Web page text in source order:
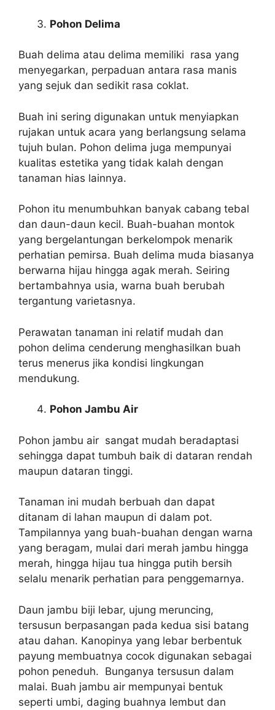
Pohon Delima
Buah delima atau delima memiliki rasa yang
menyegarkan, perpaduan antara rasa manis
yang sejuk dan sedikit rasa coklat.
Buah ini sering digunakan untuk menyiapkan
rujakan untuk acara yang berlangsung selama
tujuh bulan. Pohon delima juga mempunyai
kualitas estetika yang tidak kalah dengan
tanaman hias lainnya.
Pohon itu menumbuhkan banyak cabang tebal
dan daun-daun kecil. Buah-buahan montok
yang bergelantungan berkelompok menarik
perhatian pemirsa. Buah delima muda biasanya
berwarna hijau hingga agak merah. Seiring
bertambahnya usia, warna buah berubah
tergantung varietasnya.
Perawatan tanaman ini relatif mudah dan
pohon delima cenderung menghasilkan buah
terus menerus jika kondisi lingkungan
mendukung.
Pohon Jambu Air
Pohon jambu air sangat mudah beradaptasi
sehingga dapat tumbuh baik di dataran rendah
maupun dataran tinggi.
Tanaman ini mudah berbuah dan dapat
ditanam di lahan maupun di dalam pot.
Tampilannya yang buah-buahan dengan warna
yang beragam, mulai dari merah jambu hingga
merah, hingga hijau tua hingga putih bersih
selalu menarik perhatian para penggemarnya.
Daun jambu biji lebar, ujung meruncing,
tersusun berpasangan pada kedua sisi batang
atau dahan. Kanopinya yang lebar berbentuk
payung membuatnya cocok digunakan sebagai
pohon peneduh. Bunganya tersusun dalam
malai. Buah jambu air mempunyai bentuk
seperti umbi, daging buahnya lembut dan